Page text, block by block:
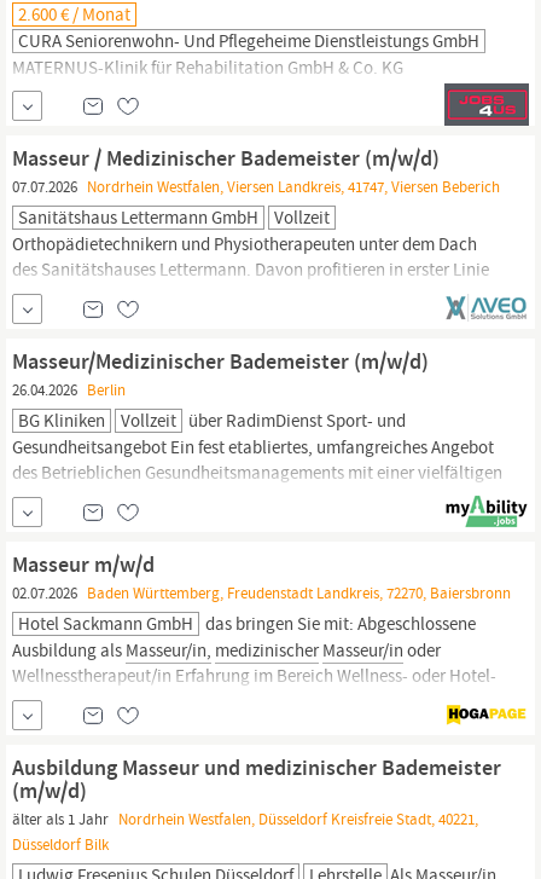
2.600 € / Monat
CURA Seniorenwohn- Und Pflegeheime Dienstleistungs GmbH
MATERNUS-Klinik für Rehabilitation GmbH & Co. KG
Masseur/medizinischer
ärztliches Personal – 23.07.2026 in Vollzeit oder Teilzeit zum
nächstmöglichen Zeitpunkt. Die MATERNUS-Klinik für
Rehabilitation in Bad Oeynhausen ist eine renommierte
Fachklinik mit 540 Betten, die sich mit ihren rund 320
Mitarbeitenden auf die...
Masseur / Medizinischer Bademeister (m/w/d)
07.07.2026 Nordrhein Westfalen, Viersen Landkreis, 41747, Viersen Beberich
Sanitätshaus Lettermann GmbH
Vollzeit
Orthopädietechnikern und Physiotherapeuten unter dem Dach
des Sanitätshauses Lettermann. Davon profitieren in erster Linie
unsere Patienten. Zur Erweiterung unseres Teams der Gang- und
Bewegungsschule für Menschen mit Prothesen und Orthesen
suchen wir zum nächstmöglichen Zeitpunkt eine/n
Masseur
(m/w/d) oder Medizinischen Bademeister (m/w/d)
Masseur/Medizinischer Bademeister (m/w/d)
26.04.2026 Berlin
BG Kliniken Vollzeit über RadimDienst Sport- und
Gesundheitsangebot Ein fest etabliertes, umfangreiches Angebot
des Betrieblichen Gesundheitsmanagements mit einer vielfältigen
Auswahl für unsere Mitarbeitende Profil Ausbildung als
Masseur
medizinischer Bademeister (m/w/d) Fachliche Kompetenz im
Bereich manueller Lymphdrainage ist
Masseur m/w/d
02.07.2026 Baden Württemberg, Freudenstadt Landkreis, 72270, Baiersbronn
Hotel Sackmann GmbH das bringen Sie mit: Abgeschlossene
Ausbildung als Masseur/in, medizinischer Masseur/in oder
Wellnesstherapeut/in Erfahrung im Bereich Wellness- oder Hotel-
SPA von Vorteil Kenntnisse in klassischen Massagen, idealerweise
auch in Wellness- oder Spezialanwendungen
Ausbildung Masseur und medizinischer Bademeister
(m/w/d)
älter als 1 Jahr Nordrhein Westfalen, Düsseldorf Kreisfreie Stadt, 40221,
Düsseldorf Bilk